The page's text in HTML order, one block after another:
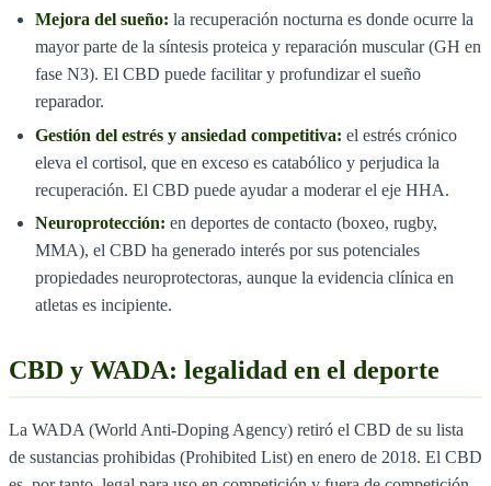
Mejora del sueño: la recuperación nocturna es donde ocurre la
mayor parte de la síntesis proteica y reparación muscular (GH en
fase N3). El CBD puede facilitar y profundizar el sueño
reparador.
Gestión del estrés y ansiedad competitiva: el estrés crónico
eleva el cortisol, que en exceso es catabólico y perjudica la
recuperación. El CBD puede ayudar a moderar el eje HHA.
Neuroprotección: en deportes de contacto (boxeo, rugby,
MMA), el CBD ha generado interés por sus potenciales
propiedades neuroprotectoras, aunque la evidencia clínica en
atletas es incipiente.
CBD y WADA: legalidad en el deporte
La WADA (World Anti-Doping Agency) retiró el CBD de su lista
de sustancias prohibidas (Prohibited List) en enero de 2018. El CBD